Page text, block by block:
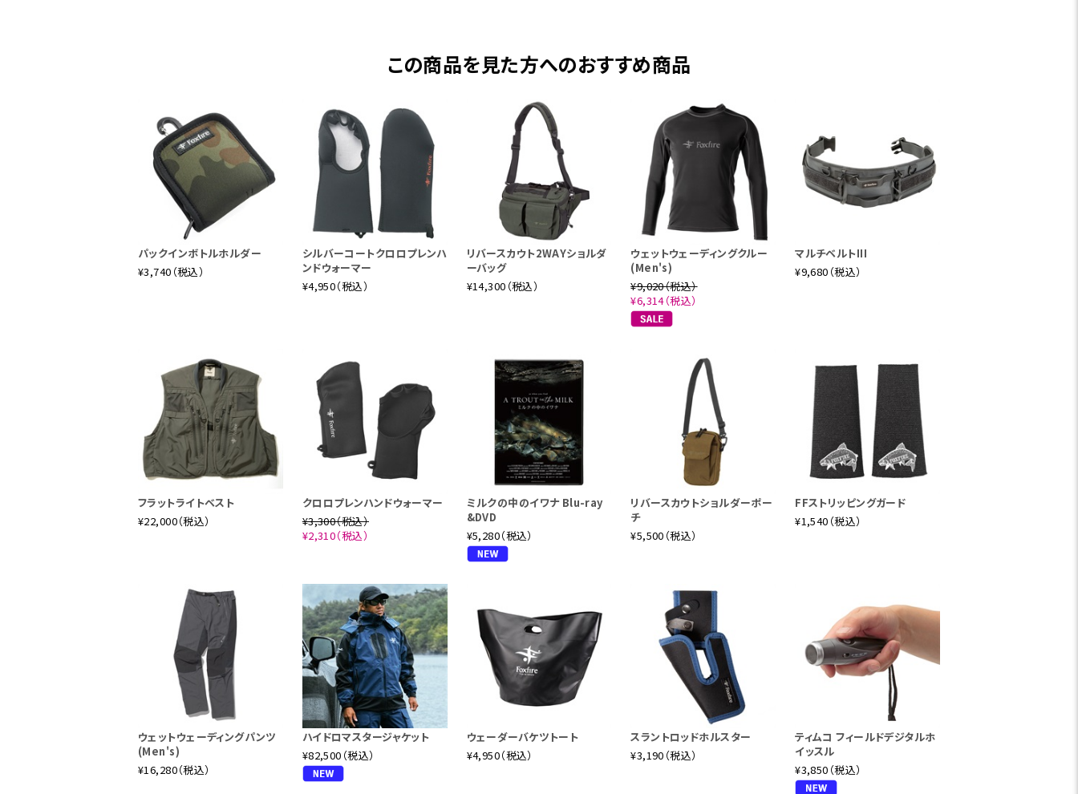
この商品を見た方へのおすすめ商品
パックインボトルホルダー
¥3,740（税込）
シルバーコートクロロプレンハ
ンドウォーマー
¥4,950（税込）
リバースカウト2WAYショルダ
ーバッグ
¥14,300（税込）
ウェットウェーディングクルー
(Men's)
¥9,020（税込）
¥6,314（税込）
マルチベルトIII
¥9,680（税込）
フラットライトベスト
¥22,000（税込）
クロロプレンハンドウォーマー
¥3,300（税込）
¥2,310（税込）
ミルクの中のイワナ Blu-ray
&DVD
¥5,280（税込）
リバースカウトショルダーポー
チ
¥5,500（税込）
FFストリッピングガード
¥1,540（税込）
ウェットウェーディングパンツ
(Men's)
¥16,280（税込）
ハイドロマスタージャケット
¥82,500（税込）
ウェーダーバケツトート
¥4,950（税込）
スラントロッドホルスター
¥3,190（税込）
ティムコ フィールドデジタルホ
イッスル
¥3,850（税込）